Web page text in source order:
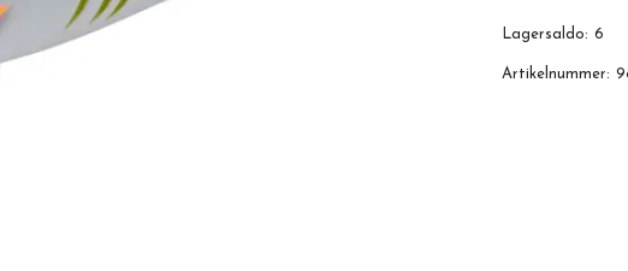
Lagersaldo: 6
Artikelnummer: